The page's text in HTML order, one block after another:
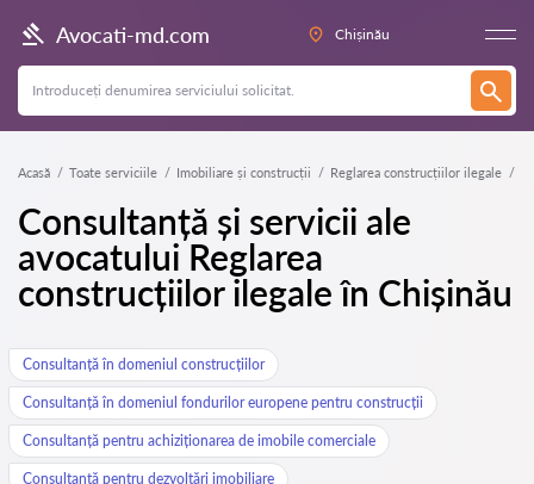
Avocati-md.com Chișinău
Acasă Toate serviciile Imobiliare și construcții Reglarea construcțiilor ilegale
Consultanță și servicii ale
avocatului Reglarea
construcțiilor ilegale în Chișinău
Consultanță în domeniul construcțiilor
Consultanță în domeniul fondurilor europene pentru construcții
Consultanță pentru achiziționarea de imobile comerciale
Consultanță pentru dezvoltări imobiliare